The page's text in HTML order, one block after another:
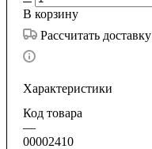
В корзину
Рассчитать доставку
Характеристики
Код товара
—
00002410